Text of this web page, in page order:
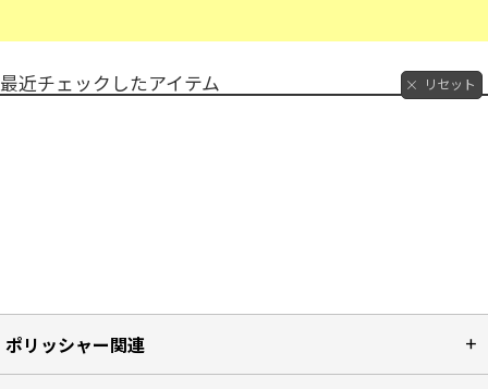
最近チェックしたアイテム リセット
ポリッシャー関連